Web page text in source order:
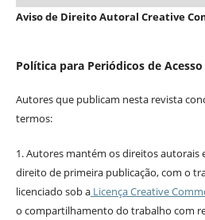
Aviso de Direito Autoral Creative
Política para Periódicos de
Autores que publicam nesta revista
termos:
1. Autores mantém os direitos autorais
direito de primeira publicação, com o
licenciado sob aLicença Creative
o compartilhamento do trabalho com